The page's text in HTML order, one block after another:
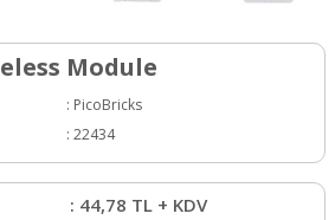
Module
: PicoBricks
: 22434
: 44,78 TL + KDV